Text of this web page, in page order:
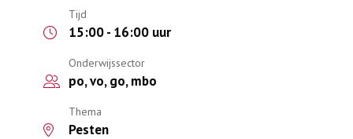
Tijd
15:00 - 16:00 uur
Onderwijssector
po, vo, go, mbo
Thema
Pesten